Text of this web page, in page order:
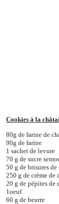
Cookies à la
80g de farine de
90g de farine
1 sachet de levure
70 g de sucre
50 g de brisures
250 g de crème de
20 g de pépites de
1oeuf
60 g de beurre